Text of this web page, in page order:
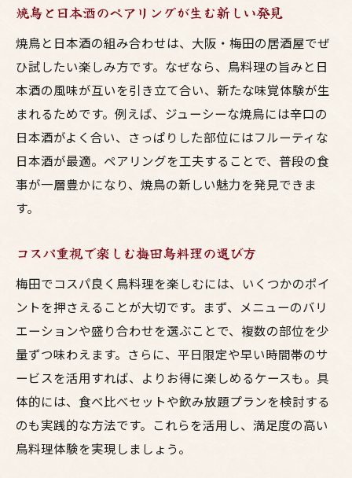
焼鳥と日本酒のペアリングが生む新しい発見
焼鳥と日本酒の組み合わせは、大阪・梅田の居酒屋でぜ
ひ試したい楽しみ方です。なぜなら、鳥料理の旨みと日
本酒の風味が互いを引き立て合い、新たな味覚体験が生
まれるためです。例えば、ジューシーな焼鳥には辛口の
日本酒がよく合い、さっぱりした部位にはフルーティな
日本酒が最適。ペアリングを工夫することで、普段の食
事が一層豊かになり、焼鳥の新しい魅力を発見できま
す。
コスパ重視で楽しむ梅田鳥料理の選び方
梅田でコスパ良く鳥料理を楽しむには、いくつかのポイ
ントを押さえることが大切です。まず、メニューのバリ
エーションや盛り合わせを選ぶことで、複数の部位を少
量ずつ味わえます。さらに、平日限定や早い時間帯のサ
ービスを活用すれば、よりお得に楽しめるケースも。具
体的には、食べ比べセットや飲み放題プランを検討する
のも実践的な方法です。これらを活用し、満足度の高い
鳥料理体験を実現しましょう。